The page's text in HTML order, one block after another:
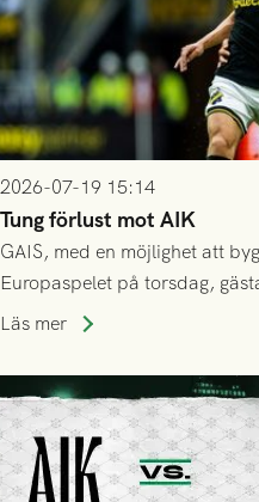
2026-07-19 15:14
Tung förlust mot AIK
GAIS, med en möjlighet att
Europaspelet på torsdag,
Stockholm . Men trots
lyckades få in 2-0.
Läs mer